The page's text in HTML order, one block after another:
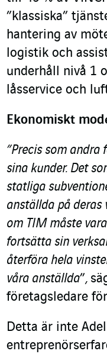
”klassiska”
hantering av
logistik och
underhåll nivå 1
låsservice och
Ekonomiskt
”Precis som
sina kunder. Det
statliga
anställda på deras
om TIM måste
fortsätta sin
återföra hela
våra anställda”,
företagsledare
Detta är inte